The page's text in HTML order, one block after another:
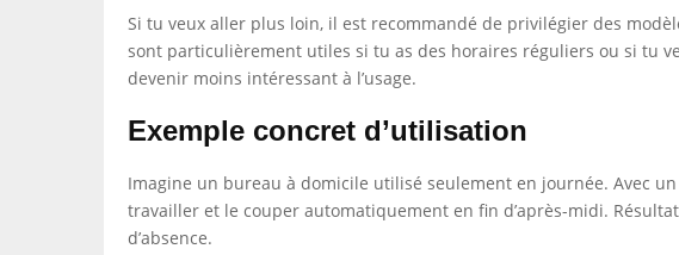
Si tu veux aller plus loin, il est recommandé de privilégier des
sont particulièrement utiles si tu as des horaires réguliers ou si tu
devenir moins intéressant à l’usage.
Exemple concret d’utilisation
Imagine un bureau à domicile utilisé seulement en journée. Avec
travailler et le couper automatiquement en fin d’après-midi.
d’absence.